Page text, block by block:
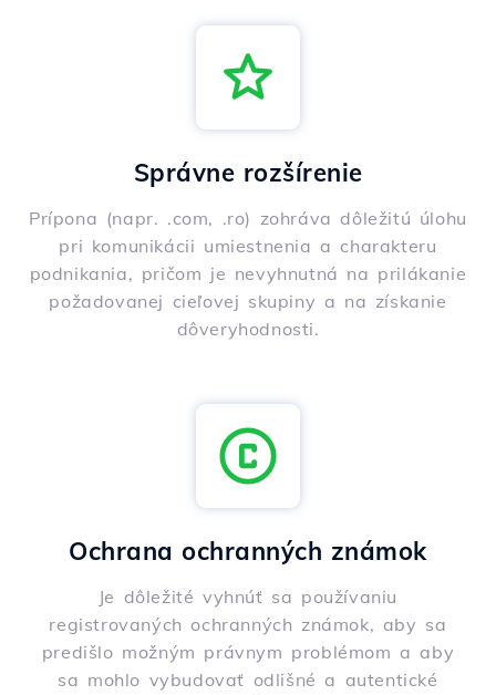
Správne rozšírenie
Prípona (napr. .com, .ro) zohráva dôležitú úlohu
pri komunikácii umiestnenia a charakteru
podnikania, pričom je nevyhnutná na prilákanie
požadovanej cieľovej skupiny a na získanie
dôveryhodnosti.
Ochrana ochranných známok
Je dôležité vyhnúť sa používaniu
registrovaných ochranných známok, aby sa
predišlo možným právnym problémom a aby
sa mohlo vybudovať odlišné a autentické